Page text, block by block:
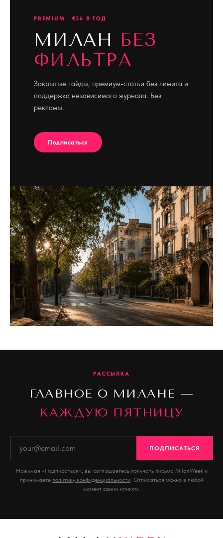
PREMIUM · €36 В ГОД
МИЛАН БЕЗ
ФИЛЬТРА
Закрытые гайды, премиум-статьи без лимита и
поддержка независимого журнала. Без
рекламы.
Подписаться
РАССЫЛКА
ГЛАВНОЕ О МИЛАНЕ —
КАЖДУЮ ПЯТНИЦУ
ПОДПИСАТЬСЯ
Нажимая «Подписаться», вы соглашаетесь получать письма MilanWeek и
принимаете политику конфиденциальности. Отписаться можно в любой
момент одним кликом.